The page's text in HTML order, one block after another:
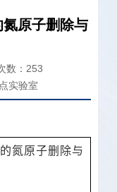
原子删除与
数： 253
实验室
氮原子删除与